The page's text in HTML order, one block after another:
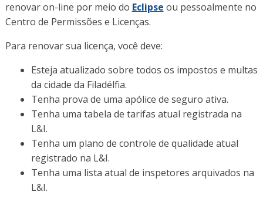
renovar on-line por meio do Eclipse ou pessoalmente no
Centro de Permissões e Licenças.
Para renovar sua licença, você deve:
Esteja atualizado sobre todos os impostos e multas
da cidade da Filadélfia.
Tenha prova de uma apólice de seguro ativa.
Tenha uma tabela de tarifas atual registrada na
L&I.
Tenha um plano de controle de qualidade atual
registrado na L&I.
Tenha uma lista atual de inspetores arquivados na
L&I.